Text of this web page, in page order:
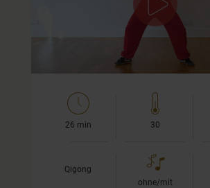
und 2 gemacht haben beziehungsweise,
26 min 30
Qigong
ohne/mit